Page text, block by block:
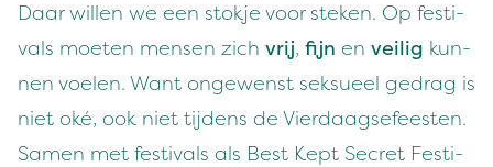
Daar willen we een stok­je voor steken. Op fes­ti­
vals moeten mensen zich vrij, fijn en veilig kun­
nen voe­len. Want ongewenst sek­sueel gedrag is
niet oké, ook niet tij­dens de Vier­daagse­feesten.
Samen met fes­ti­vals als Best Kept Secret Fes­ti­